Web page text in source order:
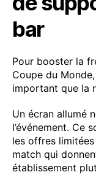
bar
Pour booster la
Coupe du
important que la
Un écran allumé
l’événement. Ce
les offres
match qui
établissement